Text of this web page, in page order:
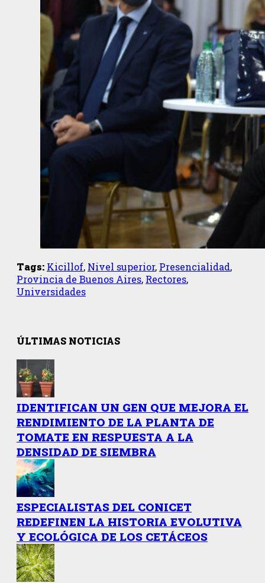
Tags: Kicillof, Nivel superior, Presencialidad,
Provincia de Buenos Aires, Rectores,
Universidades
ÚLTIMAS NOTICIAS
IDENTIFICAN UN GEN QUE MEJORA EL
RENDIMIENTO DE LA PLANTA DE
TOMATE EN RESPUESTA A LA
DENSIDAD DE SIEMBRA
ESPECIALISTAS DEL CONICET
REDEFINEN LA HISTORIA EVOLUTIVA
Y ECOLÓGICA DE LOS CETÁCEOS